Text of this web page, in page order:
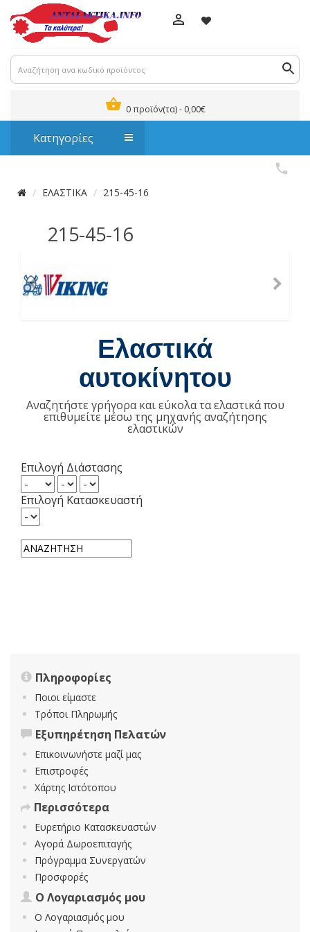
0 προϊόν(τα) - 0,00€
Κατηγορίες
ΕΛΑΣΤΙΚΑ 215-45-16
215-45-16
Ελαστικά
αυτοκίνητου
Αναζητήστε γρήγορα και εύκολα τα ελαστικά που
επιθυμείτε μέσω της μηχανής αναζήτησης
ελαστικών
Επιλογή Διάστασης
Επιλογή Κατασκευαστή
Πληροφορίες
Ποιοι είμαστε
Τρόποι Πληρωμής
Εξυπηρέτηση Πελατών
Επικοινωνήστε μαζί μας
Επιστροφές
Χάρτης Ιστότοπου
Περισσότερα
Ευρετήριο Κατασκευαστών
Αγορά Δωροεπιταγής
Πρόγραμμα Συνεργατών
Προσφορές
Ο Λογαριασμός μου
Ο Λογαριασμός μου